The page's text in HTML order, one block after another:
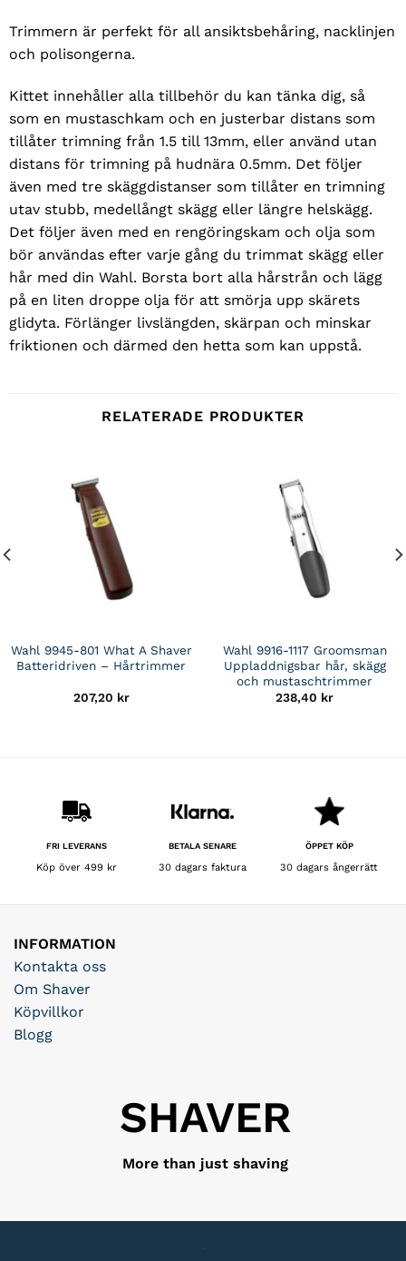
Trimmern är perfekt för all ansiktsbehåring, nacklinjen
och polisongerna.
Kittet innehåller alla tillbehör du kan tänka dig, så
som en mustaschkam och en justerbar distans som
tillåter trimning från 1.5 till 13mm, eller använd utan
distans för trimning på hudnära 0.5mm. Det följer
även med tre skäggdistanser som tillåter en trimning
utav stubb, medellångt skägg eller längre helskägg.
Det följer även med en rengöringskam och olja som
bör användas efter varje gång du trimmat skägg eller
hår med din Wahl. Borsta bort alla hårstrån och lägg
på en liten droppe olja för att smörja upp skärets
glidyta. Förlänger livslängden, skärpan och minskar
friktionen och därmed den hetta som kan uppstå.
RELATERADE PRODUKTER
Wahl 9945-801 What A Shaver
Batteridriven – Hårtrimmer
207,20 kr
Wahl 9916-1117 Groomsman
Uppladdnigsbar hår, skägg
och mustaschtrimmer
238,40 kr
FRI LEVERANS
Köp över 499 kr
BETALA SENARE
30 dagars faktura
ÖPPET KÖP
30 dagars ångerrätt
INFORMATION
Kontakta oss
Om Shaver
Köpvillkor
Blogg
SHAVER
More than just shaving